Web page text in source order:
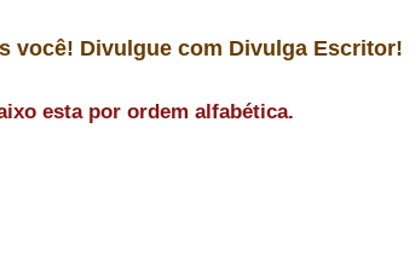
você! Divulgue com Divulga Escritor!
esta por ordem alfabética.